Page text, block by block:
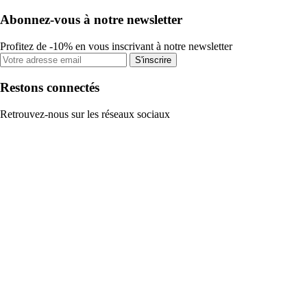
Abonnez-vous à notre newsletter
Profitez de -10% en vous inscrivant à notre newsletter
S'inscrire
Restons connectés
Retrouvez-nous sur les réseaux sociaux